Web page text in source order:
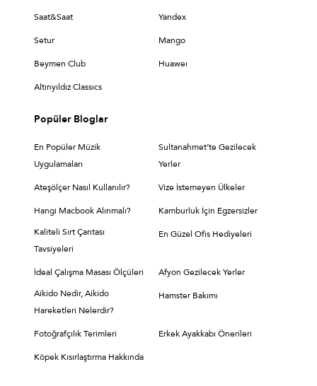
Saat&Saat Yandex
Setur Mango
Beymen Club Huaweı
Altınyıldız Classıcs
Popüler Bloglar
En Popüler Müzik
Uygulamaları
Sultanahmet’te Gezilecek
Yerler
Ateşölçer Nasıl Kullanılır? Vize İstemeyen Ülkeler
Hangi Macbook Alınmalı?
Kamburluk İçin Egzersizler
Kaliteli Sırt Çantası
Tavsiyeleri
En Güzel Ofis Hediyeleri
İdeal Çalışma Masası Ölçüleri
Afyon Gezilecek Yerler
Aikido Nedir, Aikido
Hareketleri Nelerdir?
Hamster Bakımı
Fotoğrafçılık Terimleri Erkek Ayakkabı Önerileri
Köpek Kısırlaştırma Hakkında